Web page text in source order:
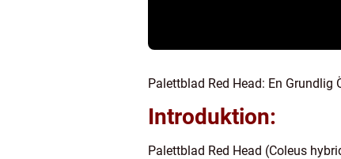
Palettblad Red Head: En Grundlig
Introduktion:
Palettblad Red Head (Coleus